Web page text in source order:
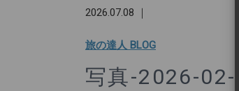
2026.07.08 ｜
旅の達人 BLOG
写真-2026-